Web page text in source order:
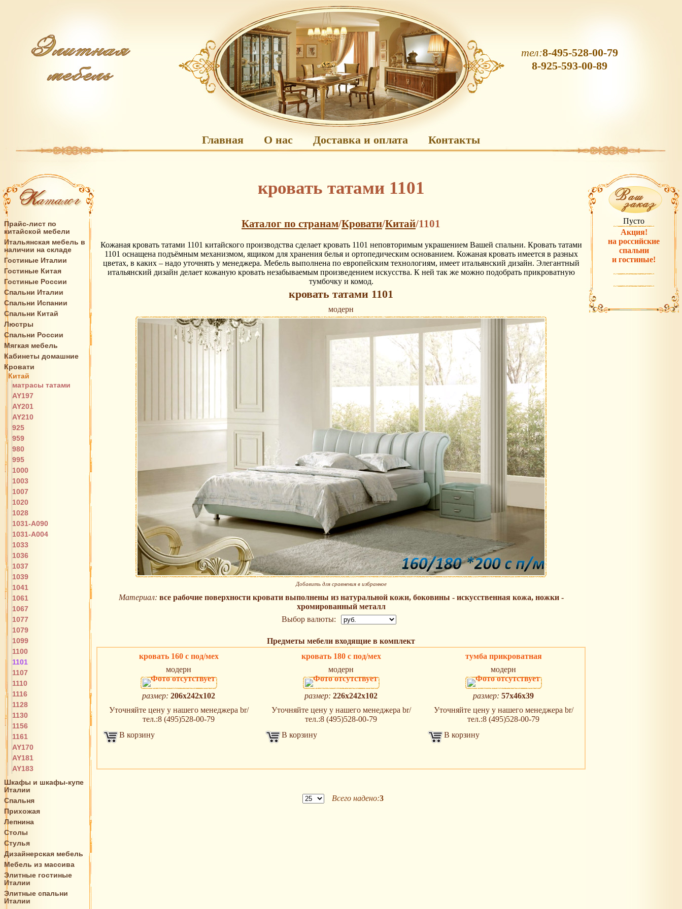
Главная О нас Доставка и оплата Контакты
тел:8-495-528-00-79
8-925-593-00-89
Прайс-лист по
китайской мебели
Итальянская мебель в
наличии на складе
Гостиные Италии
Гостиные Китая
Гостиные России
Спальни Италии
Спальни Испании
Спальни Китай
Люстры
Спальни России
Мягкая мебель
Кабинеты домашние
Кровати
Китай
матрасы татами
AY197
AY201
AY210
925
959
980
995
1000
1003
1007
1020
1028
1031-A090
1031-A004
1033
1036
1037
1039
1041
1061
1067
1077
1079
1099
1100
1101
1107
1110
1116
1128
1130
1156
1161
AY170
AY181
AY183
Шкафы и шкафы-купе
Италии
Спальня
Прихожая
Лепнина
Столы
Стулья
Дизайнерская мебель
Мебель из массива
Элитные гостиные
Италии
Элитные спальни
Италии
кровать татами 1101
Каталог по странам/Кровати/Китай/1101
Кожаная кровать татами 1101 китайского производства сделает кровать 1101 неповторимым украшением Вашей спальни. Кровать татами
1101 оснащена подъёмным механизмом, ящиком для хранения белья и ортопедическим основанием. Кожаная кровать имеется в разных
цветах, в каких – надо уточнять у менеджера. Мебель выполнена по европейским технологиям, имеет итальянский дизайн. Элегантный
итальянский дизайн делает кожаную кровать незабываемым произведением искусства. К ней так же можно подобрать прикроватную
тумбочку и комод.
кровать татами 1101
модерн
Добавить для сравнения в избранное
Материал: все рабочие поверхности кровати выполнены из натуральной кожи, боковины - искусственная кожа, ножки -
хромированный металл
Выбор валюты:
Предметы мебели входящие в комплект
кровать 160 с под/мех
модерн
размер: 206х242х102
Уточняйте цену у нашего менеджера br/
тел.:8 (495)528-00-79
В корзину
кровать 180 с под/мех
модерн
размер: 226х242х102
Уточняйте цену у нашего менеджера br/
тел.:8 (495)528-00-79
В корзину
тумба прикроватная
модерн
размер: 57х46х39
Уточняйте цену у нашего менеджера br/
тел.:8 (495)528-00-79
В корзину
Всего надено:3
Пусто
Акция!
на российские
спальни
и гостиные!